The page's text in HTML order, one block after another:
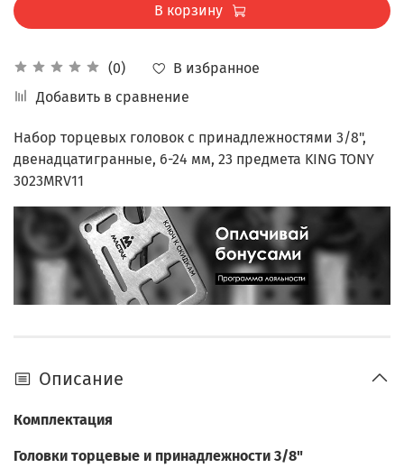
(0)
В избранное
Добавить в сравнение
В корзину
Набор торцевых головок с принадлежностями 3/8",
двенадцатигранные, 6-24 мм, 23 предмета KING TONY
3023MRV11
Описание
Комплектация
Головки торцевые и принадлежности 3/8"